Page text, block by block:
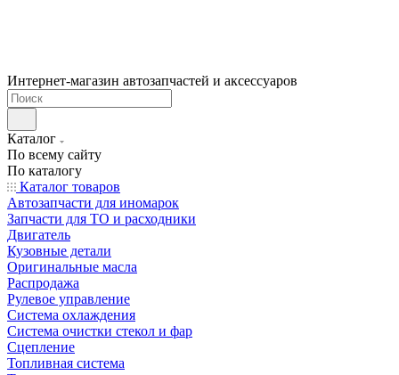
Интернет-магазин автозапчастей и аксессуаров
Каталог
По всему сайту
По каталогу
Каталог товаров
Автозапчасти для иномарок
Запчасти для ТО и расходники
Двигатель
Кузовные детали
Оригинальные масла
Распродажа
Рулевое управление
Система охлаждения
Система очистки стекол и фар
Сцепление
Топливная система